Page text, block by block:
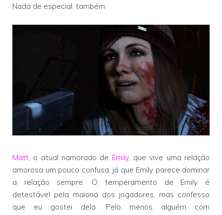
Nada de especial, também.
Matt, o atual namorado de Emily, que vive uma relação
amorosa um pouco confusa, já que Emily parece dominar
a relação sempre. O temperamento de Emily é
detestável pela maioria dos jogadores, mas confesso
que eu gostei dela. Pelo menos alguém com